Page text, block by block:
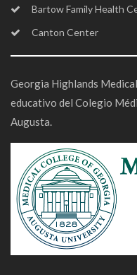
Bartow Family Health
Canton Center
Georgia Highlands
educativo del Colegio
Augusta.